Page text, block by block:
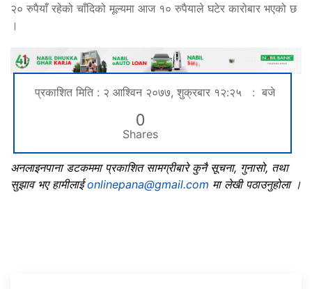
२० रुपैयाँ रहेको चाँदिको मूल्यमा आज १० रुपैयाले घटेर कारोबार भएको छ
।
प्रकाशित मिति : २ आश्विन २०७७, शुक्रबार १२:२५ : बजे
0
Shares
अनलाइनपाना डटकममा प्रकाशित सामग्रीबारे कुनै सूचना, गुनासो, तथा
सुझाव भए हामीलाईonlinepana@gmail.com मा लेखी पठाउनुहोला ।